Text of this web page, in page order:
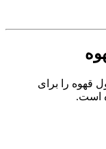
قهوه را برای
است.